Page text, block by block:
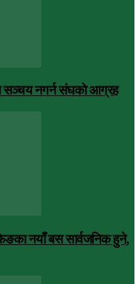
सञ्चय नगर्न संघकाे आग्रह
नयाँ बस सार्वजनिक हुने,